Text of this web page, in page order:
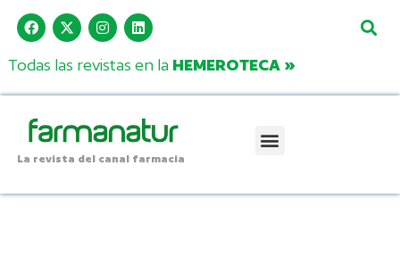
Todas las revistas en la HEMEROTECA »
La revista del canal farmacia